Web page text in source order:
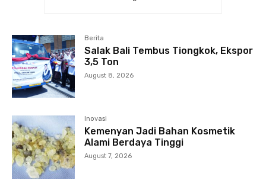
Berita
Salak Bali Tembus Tiongkok, Ekspor
3,5 Ton
August 8, 2026
Inovasi
Kemenyan Jadi Bahan Kosmetik
Alami Berdaya Tinggi
August 7, 2026